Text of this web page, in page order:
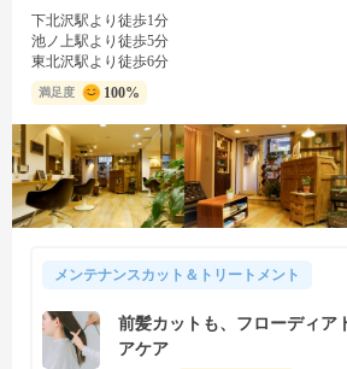
下北沢駅より徒歩1分
池ノ上駅より徒歩5分
東北沢駅より徒歩6分
満足度 100%
メンテナンスカット＆トリートメント
前髪カットも、フローディア
アケア